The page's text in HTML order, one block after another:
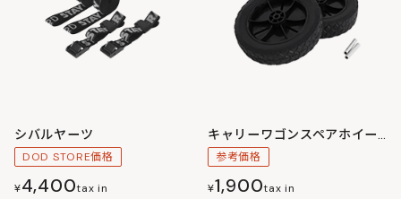
シバルヤーツ
DOD STORE価格
¥4,400tax in
キャリーワゴンスペアホイール（2個）
参考価格
¥1,900tax in